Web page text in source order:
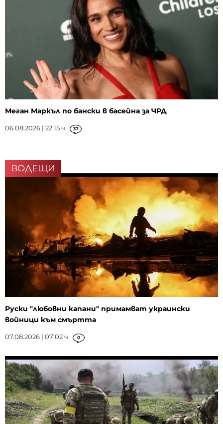
Меган Маркъл по бански в басейна за ЧРД
06.08.2026 | 22:15 ч. 37
ВОДЕЩИ
Руски "любовни капани" примамват украински
войници към смъртта
07.08.2026 | 07:02 ч. 0